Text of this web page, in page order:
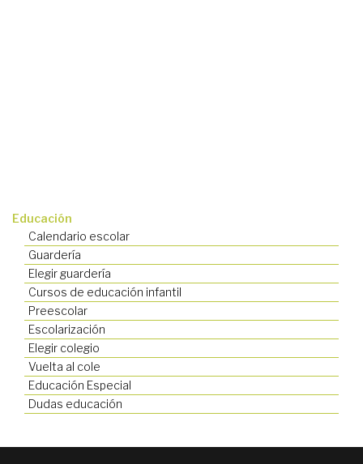
Educación
Calendario escolar
Guardería
Elegir guardería
Cursos de educación infantil
Preescolar
Escolarización
Elegir colegio
Vuelta al cole
Educación Especial
Dudas educación